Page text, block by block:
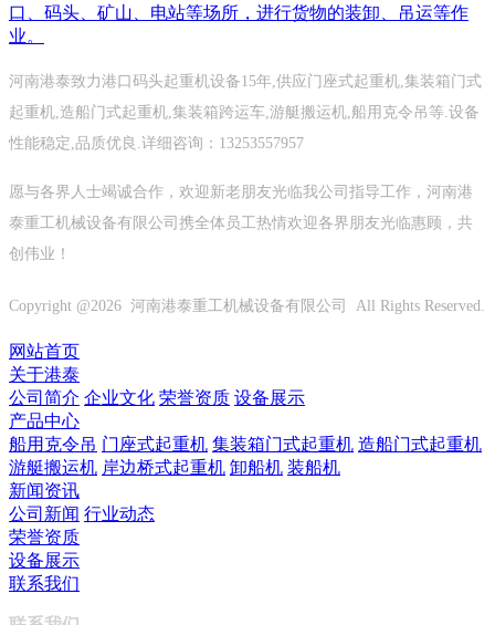
口、码头、矿山、电站等场所，进行货物的装卸、吊运等作
业。
河南港泰致力港口码头起重机设备15年,供应门座式起重机,集装箱门式
起重机,造船门式起重机,集装箱跨运车,游艇搬运机,船用克令吊等.设备
性能稳定,品质优良.详细咨询：13253557957
愿与各界人士竭诚合作，欢迎新老朋友光临我公司指导工作，河南港
泰重工机械设备有限公司携全体员工热情欢迎各界朋友光临惠顾，共
创伟业！
Copyright @2026 河南港泰重工机械设备有限公司 All Rights Reserved.
网站首页
关于港泰
公司简介 企业文化 荣誉资质 设备展示
产品中心
船用克令吊 门座式起重机 集装箱门式起重机 造船门式起重机
游艇搬运机 岸边桥式起重机 卸船机 装船机
新闻资讯
公司新闻 行业动态
荣誉资质
设备展示
联系我们